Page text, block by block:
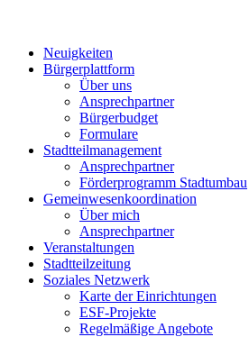
Neuigkeiten
Bürgerplattform
Über uns
Ansprechpartner
Bürgerbudget
Formulare
Stadtteilmanagement
Ansprechpartner
Förderprogramm Stadtumbau
Gemeinwesenkoordination
Über mich
Ansprechpartner
Veranstaltungen
Stadtteilzeitung
Soziales Netzwerk
Karte der Einrichtungen
ESF-Projekte
Regelmäßige Angebote